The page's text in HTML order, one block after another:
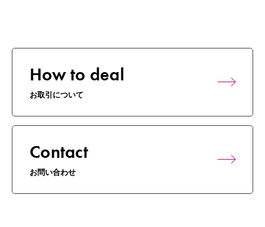
How to deal
お取引について
Contact
お問い合わせ